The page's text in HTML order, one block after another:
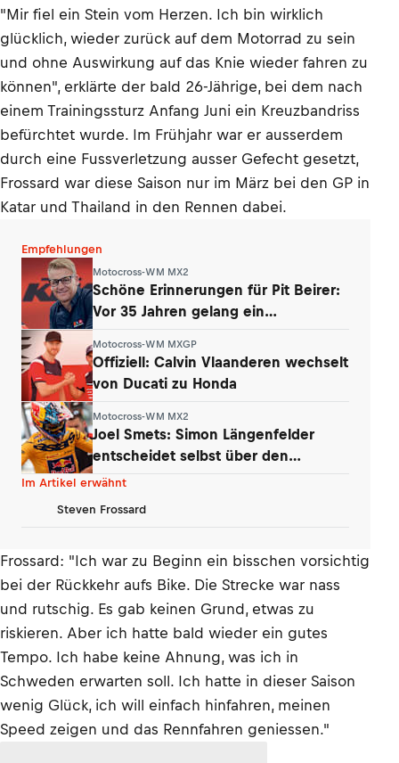
"Mir fiel ein Stein vom Herzen. Ich bin wirklich
glücklich, wieder zurück auf dem Motorrad zu sein
und ohne Auswirkung auf das Knie wieder fahren zu
können", erklärte der bald 26-Jährige, bei dem nach
einem Trainingssturz Anfang Juni ein Kreuzbandriss
befürchtet wurde. Im Frühjahr war er ausserdem
durch eine Fussverletzung ausser Gefecht gesetzt,
Frossard war diese Saison nur im März bei den GP in
Katar und Thailand in den Rennen dabei.
Empfehlungen
Motocross-WM MX2
Schöne Erinnerungen für Pit Beirer:
Vor 35 Jahren gelang ein
Motocross-WM MXGP
Offiziell: Calvin Vlaanderen wechselt
von Ducati zu Honda
Motocross-WM MX2
Joel Smets: Simon Längenfelder
entscheidet selbst über den
Klassenwechsel
Im Artikel erwähnt
Steven Frossard
Frossard: "Ich war zu Beginn ein bisschen vorsichtig
bei der Rückkehr aufs Bike. Die Strecke war nass
und rutschig. Es gab keinen Grund, etwas zu
riskieren. Aber ich hatte bald wieder ein gutes
Tempo. Ich habe keine Ahnung, was ich in
Schweden erwarten soll. Ich hatte in dieser Saison
wenig Glück, ich will einfach hinfahren, meinen
Speed zeigen und das Rennfahren geniessen."